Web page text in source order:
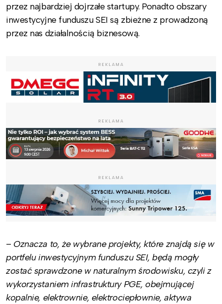
przez najbardziej dojrzałe startupy. Ponadto obszary
inwestycyjne funduszu SEI są zbieżne z prowadzoną
przez nas działalnością biznesową.
REKLAMA
REKLAMA
REKLAMA
– Oznacza to, że wybrane projekty, które znajdą się w
portfelu inwestycyjnym funduszu SEI, będą mogły
zostać sprawdzone w naturalnym środowisku, czyli z
wykorzystaniem infrastruktury PGE, obejmującej
kopalnie, elektrownie, elektrociepłownie, aktywa